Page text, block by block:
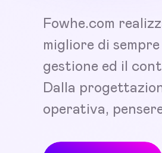
Fowhe.com
migliore di
gestione ed il
Dalla
operativa,